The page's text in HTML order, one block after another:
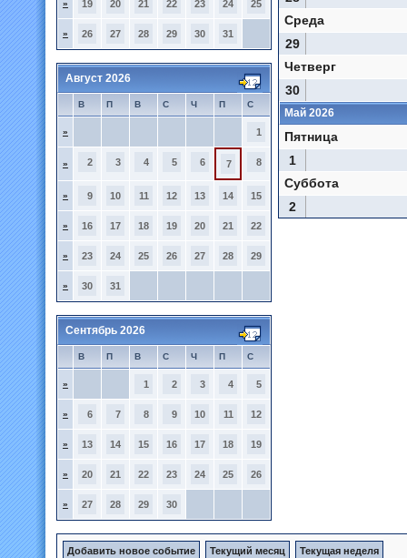
» 19 20 21 22 23 24 25
» 26 27 28 29 30 31
Август 2026
В П В С Ч П С
» 1
» 2 3 4 5 6 7 8
» 9 10 11 12 13 14 15
» 16 17 18 19 20 21 22
» 23 24 25 26 27 28 29
» 30 31
Сентябрь 2026
В П В С Ч П С
» 1 2 3 4 5
» 6 7 8 9 10 11 12
» 13 14 15 16 17 18 19
» 20 21 22 23 24 25 26
» 27 28 29 30
Среда
29
Четверг
30
Май 2026
Пятница
1
Суббота
2
Добавить новое событие Текущий месяц Текущая неделя